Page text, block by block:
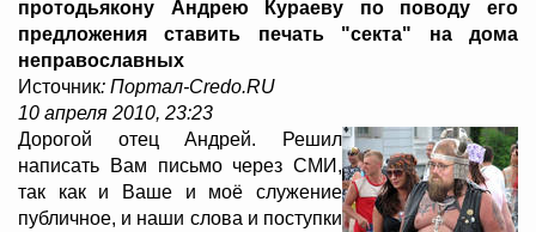
протодьякону Андрею Кураеву по поводу его
предложения ставить печать "секта" на дома
неправославных
Источник: Портал-Credo.RU
10 апреля 2010, 23:23
Дорогой отец Андрей. Решил
написать Вам письмо через СМИ,
так как и Ваше и моё служение
публичное, и наши слова и поступки